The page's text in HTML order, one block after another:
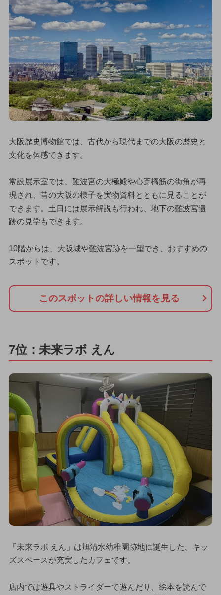
大阪歴史博物館では、古代から現代までの大阪の歴史と
文化を体感できます。
常設展示室では、難波宮の大極殿や心斎橋筋の街角が再
現され、昔の大阪の様子を実物資料とともに見ることが
できます。土日には展示解説も行われ、地下の難波宮遺
跡の見学もできます。
10階からは、大阪城や難波宮跡を一望でき、おすすめの
スポットです。
このスポットの詳しい情報を見る
7位：未来ラボ えん
「未来ラボ えん」は旭清水幼稚園跡地に誕生した、キッ
ズスペースが充実したカフェです。
店内では遊具やストライダーで遊んだり、絵本を読んで